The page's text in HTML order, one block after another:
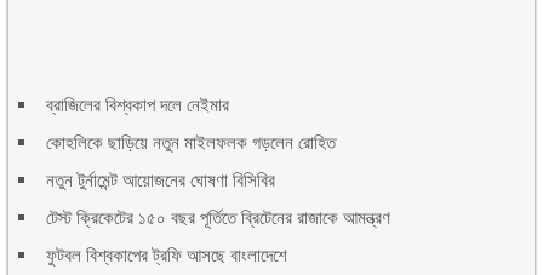
ব্রাজিলের বিশ্বকাপ দলে নেইমার
কোহলিকে ছাড়িয়ে নতুন মাইলফলক গড়লেন রোহিত
নতুন টুর্নামেন্ট আয়োজনের ঘোষণা বিসিবির
টেস্ট ক্রিকেটের ১৫০ বছর পূর্তিতে ব্রিটেনের রাজাকে আমন্ত্রণ
ফুটবল বিশ্বকাপের ট্রফি আসছে বাংলাদেশে